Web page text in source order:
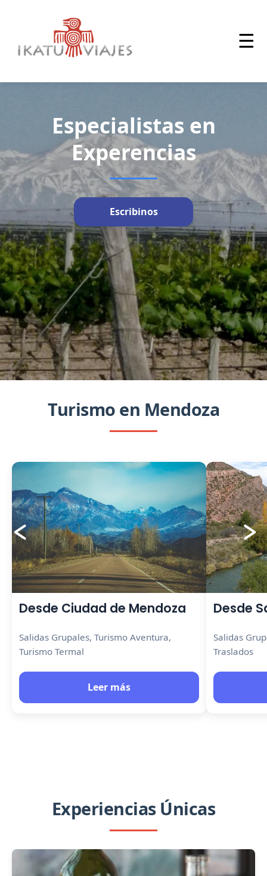
☰
Especialistas en
Experencias
Escribinos
Turismo en Mendoza
Desde Ciudad de Mendoza
Salidas Grupales, Turismo Aventura,
Turismo Termal
Leer más
Desde
Salidas
Traslados
Experiencias Únicas